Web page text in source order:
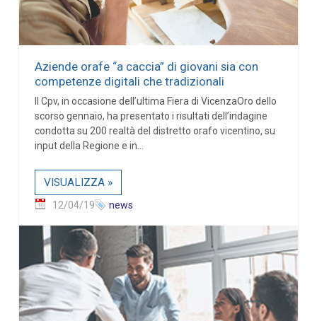
Aziende orafe “a caccia” di giovani sia con
competenze digitali che tradizionali
Il Cpv, in occasione dell’ultima Fiera di VicenzaOro dello
scorso gennaio, ha presentato i risultati dell’indagine
condotta su 200 realtà del distretto orafo vicentino, su
input della Regione e in...
VISUALIZZA »
12/04/19 news